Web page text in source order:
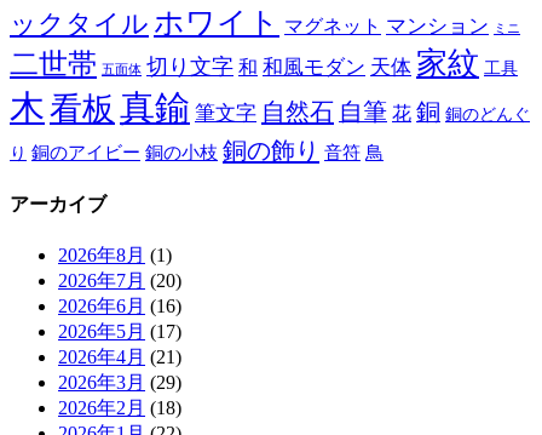
ックタイル ホワイト マグネット マンション ミニ
二世帯 五面体 切り文字 和 和風モダン 天体 家紋 工具
木看板 真鍮 筆文字 自然石 自筆 花 銅 銅のどんぐ
り 銅のアイビー 銅の小枝 銅の飾り 音符 鳥
アーカイブ
2026年8月 (1)
2026年7月 (20)
2026年6月 (16)
2026年5月 (17)
2026年4月 (21)
2026年3月 (29)
2026年2月 (18)